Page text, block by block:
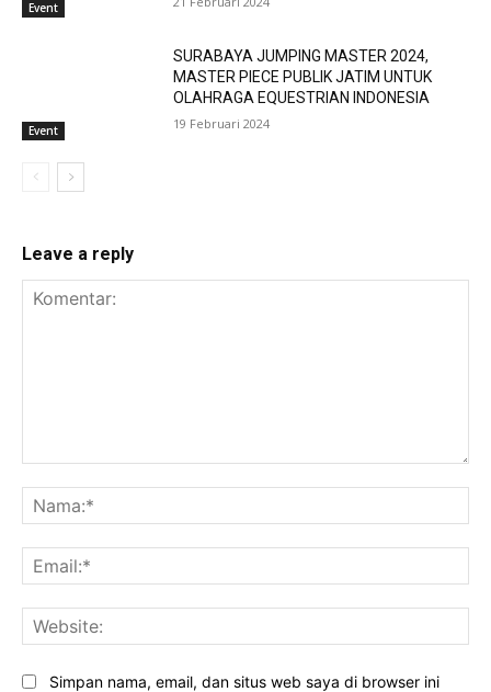
Event
Event
SURABAYA JUMPING MASTER 2024,
MASTER PIECE PUBLIK JATIM UNTUK
OLAHRAGA EQUESTRIAN INDONESIA
19 Februari 2024
Leave a reply
Simpan nama, email, dan situs web saya di browser ini